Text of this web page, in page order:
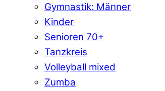
Gymnastik: Männer
Kinder
Senioren 70+
Tanzkreis
Volleyball mixed
Zumba